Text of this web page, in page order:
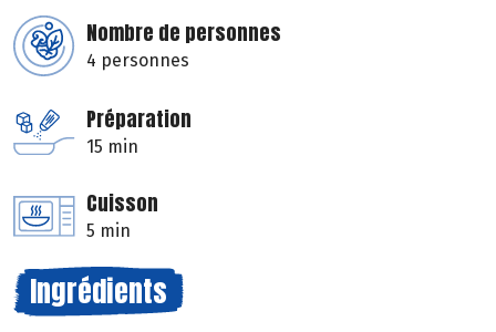
Nombre de personnes
4 personnes
Préparation
15 min
Cuisson
5 min
Ingrédients